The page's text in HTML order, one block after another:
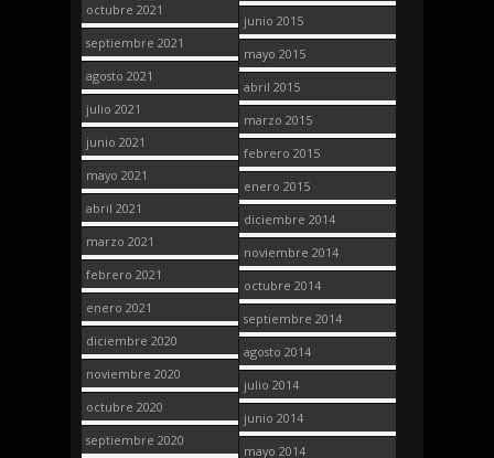
octubre 2021
septiembre 2021
agosto 2021
julio 2021
junio 2021
mayo 2021
abril 2021
marzo 2021
febrero 2021
enero 2021
diciembre 2020
noviembre 2020
octubre 2020
septiembre 2020
junio 2015
mayo 2015
abril 2015
marzo 2015
febrero 2015
enero 2015
diciembre 2014
noviembre 2014
octubre 2014
septiembre 2014
agosto 2014
julio 2014
junio 2014
mayo 2014